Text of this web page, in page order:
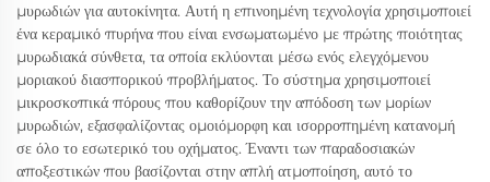
μυρωδιών για αυτοκίνητα. Αυτή η επινοημένη τεχνολογία χρησιμοποιεί
ένα κεραμικό πυρήνα που είναι ενσωματωμένο με πρώτης ποιότητας
μυρωδιακά σύνθετα, τα οποία εκλύονται μέσω ενός ελεγχόμενου
μοριακού διασπορικού προβλήματος. Το σύστημα χρησιμοποιεί
μικροσκοπικά πόρους που καθορίζουν την απόδοση των μορίων
μυρωδιών, εξασφαλίζοντας ομοιόμορφη και ισορροπημένη κατανομή
σε όλο το εσωτερικό του οχήματος. Έναντι των παραδοσιακών
αποξεστικών που βασίζονται στην απλή ατμοποίηση, αυτό το